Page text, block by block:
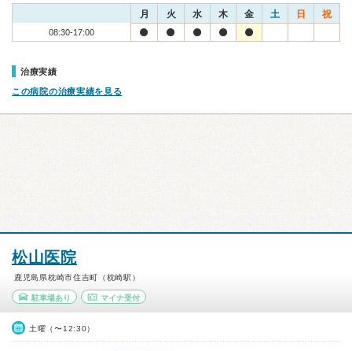
月 火 水 木 金 土 日 祝
08:30-17:00
治療実績
この病院の治療実績を見る
松山医院
鹿児島県枕崎市住吉町（枕崎駅）
駐車場あり マイナ受付
土曜（〜12:30）